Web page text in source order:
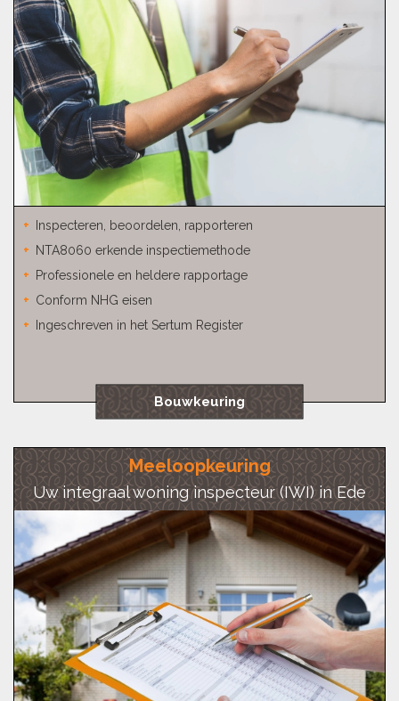
Inspecteren, beoordelen, rapporteren
NTA8060 erkende inspectiemethode
Professionele en heldere rapportage
Conform NHG eisen
Ingeschreven in het Sertum Register
Bouwkeuring
Meeloopkeuring
Uw integraal woning inspecteur (IWI) in Ede